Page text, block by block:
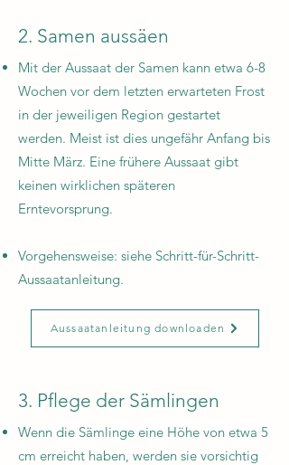
2. Samen aussäen
Mit der Aussaat der Samen kann etwa 6-8
Wochen vor dem letzten erwarteten Frost
in der jeweiligen Region gestartet
werden. Meist ist dies ungefähr Anfang bis
Mitte März. Eine frühere Aussaat gibt
keinen wirklichen späteren
Erntevorsprung.
Vorgehensweise: siehe Schritt-für-Schritt-
Aussaatanleitung.
Aussaatanleitung downloaden
3. Pflege der Sämlingen
Wenn die Sämlinge eine Höhe von etwa 5
cm erreicht haben, werden sie vorsichtig